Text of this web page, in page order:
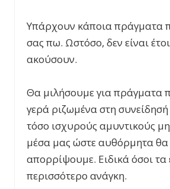
Υπάρχουν κάποια πράγματα
σας πω. Ωστόσο, δεν είναι
ακούσουν.
Θα μιλήσουμε για πράγματα
γερά ριζωμένα στη
τόσο ισχυρούς αμυντικούς
μέσα μας ώστε αυθόρμητα θα
απορρίψουμε. Ειδικά όσοι τα
περισσότερο ανάγκη.